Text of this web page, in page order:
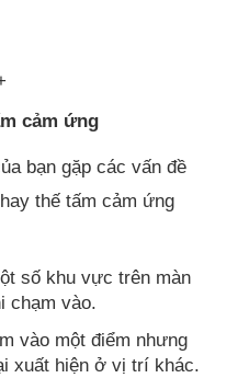
cảm ứng
bạn gặp các vấn đề
thế tấm cảm ứng
số khu vực trên màn
chạm vào.
vào một điểm nhưng
xuất hiện ở vị trí khác.